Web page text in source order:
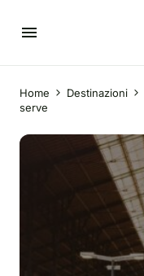
Home Destinazioni
serve